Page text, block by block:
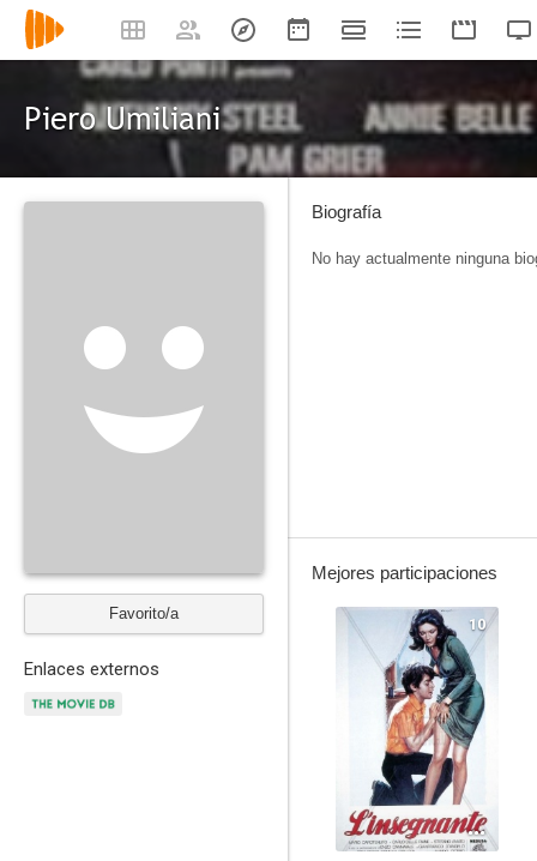
Piero Umiliani
Favorito/a
Enlaces externos
Biografía
No hay actualmente ninguna
Mejores participaciones
10